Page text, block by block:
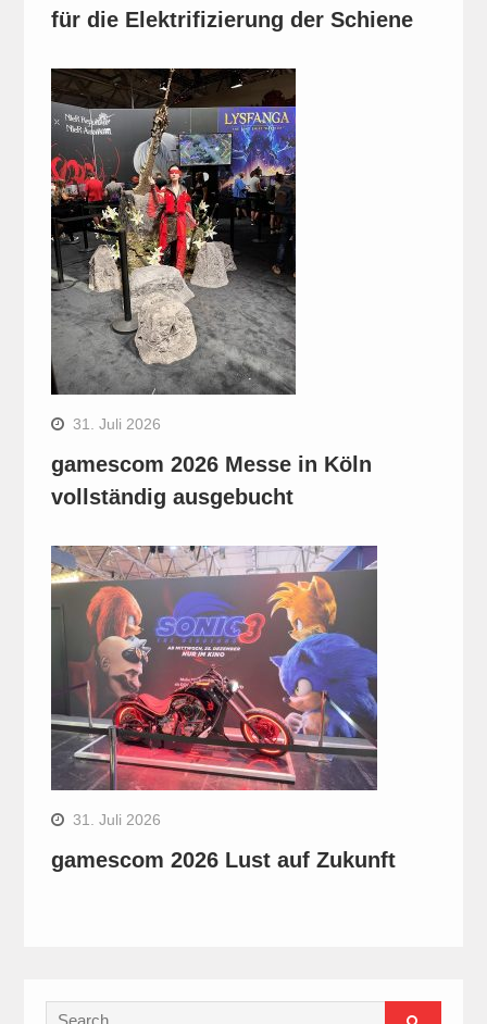
für die Elektrifizierung der Schiene
31. Juli 2026
gamescom 2026 Messe in Köln
vollständig ausgebucht
31. Juli 2026
gamescom 2026 Lust auf Zukunft
Search